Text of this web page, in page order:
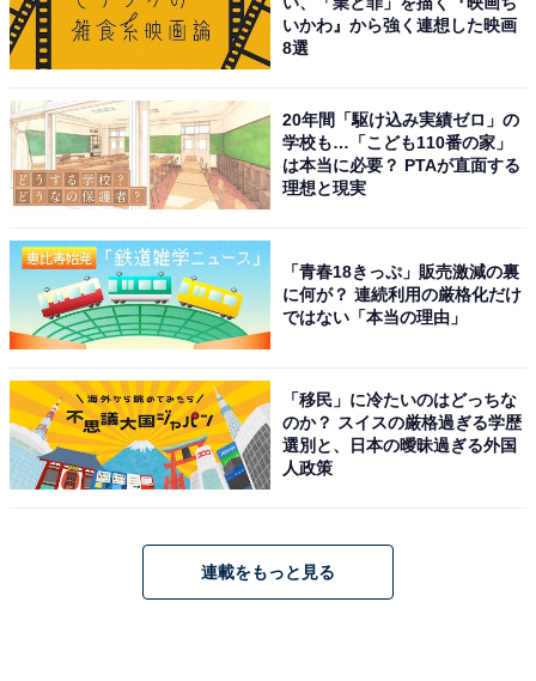
いかわ』から強く連想した映画
8選
20年間「駆け込み実績ゼロ」の
学校も…「こども110番の家」
は本当に必要？ PTAが直面する
理想と現実
「青春18きっぷ」販売激減の裏
に何が？ 連続利用の厳格化だけ
ではない「本当の理由」
「移民」に冷たいのはどっちな
のか？ スイスの厳格過ぎる学歴
選別と、日本の曖昧過ぎる外国
人政策
連載をもっと見る